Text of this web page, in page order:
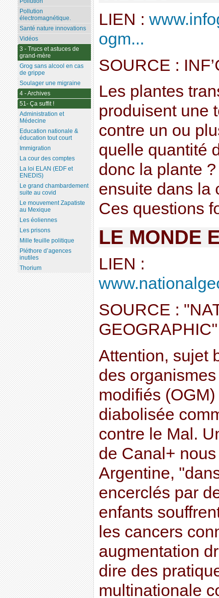
LIEN :
ogm...
SOURCE :
Les plantes
produisent une
contre un ou
quelle quantité
donc la plante
ensuite dans la
Ces questions
LE MONDE
LIEN :
SOURCE :
GEOGRAPHIC"
Attention, sujet
des
modifiés (OGM)
diabolisée
contre le Mal.
de Canal+
Argentine,
encerclés par
enfants
les cancers
augmentation
dire des
multinationale
Pollution
électromagnétique.
Santé nature innovations
Vidéos
3 - Trucs et astuces de
grand-mère
Grog sans alcool en cas
de grippe
Soulager une migraine
4 - Archives
51- Ça suffit !
Administration et
Médecine
Education nationale &
éducation tout court
Immigration
La cour des comptes
La loi ELAN (EDF et
ENEDIS)
Le grand chambardement
suite au covid
Le mouvement Zapatiste
au Mexique
Les éoliennes
Les prisons
Mille feuille politique
Pléthore d’agences
inutiles
Thorium